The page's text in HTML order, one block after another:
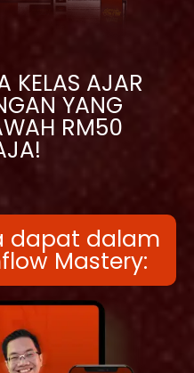
KELAS AJAR
YANG
RM50
dapat dalam
Mastery: